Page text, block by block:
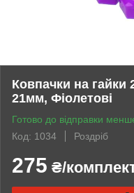
Ковпачки на гайки
21мм, Фіолетові
Готово до відправки
Код: 1034
Роздріб
275 ₴/